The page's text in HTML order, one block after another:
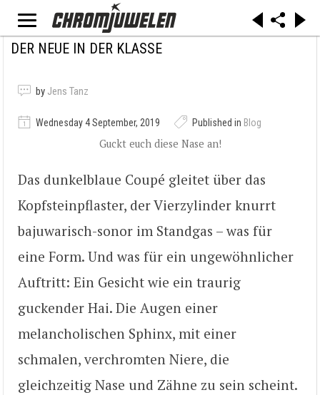
DER NEUE IN DER KLASSE
by Jens Tanz
Wednesday 4 September, 2019 Published in Blog
Guckt euch diese Nase an!
Das dunkelblaue Coupé gleitet über das
Kopfsteinpflaster, der Vierzylinder knurrt
bajuwarisch-sonor im Standgas – was für
eine Form. Und was für ein ungewöhnlicher
Auftritt: Ein Gesicht wie ein traurig
guckender Hai. Die Augen einer
melancholischen Sphinx, mit einer
schmalen, verchromten Niere, die
gleichzeitig Nase und Zähne zu sein scheint.